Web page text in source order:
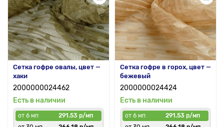
Сетка гофре овалы, цвет —
хаки
2000000024462
Есть в наличии
от 6 мп
291.53 р/мп
Сетка гофре в горох, цвет —
бежевый
2000000024424
Есть в наличии
от 6 мп
291.53 р/мп